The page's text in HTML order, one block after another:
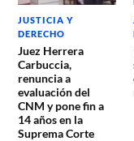
JUSTICIA Y
DERECHO
Juez Herrera
Carbuccia,
renuncia a
evaluación del
CNM y pone fin a
14 años en la
Suprema Corte